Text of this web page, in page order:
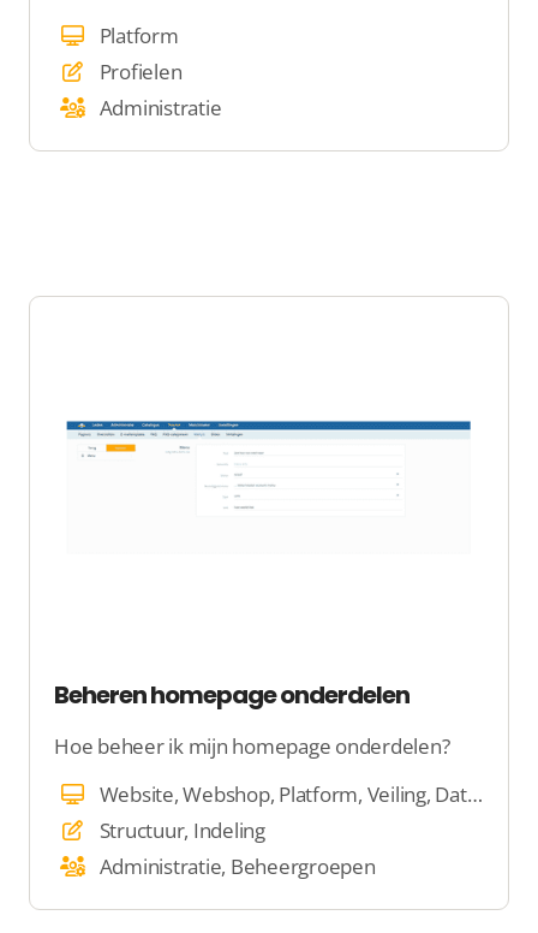
Platform
Profielen
Administratie
Beheren homepage onderdelen
Hoe beheer ik mijn homepage onderdelen?
Website, Webshop, Platform, Veiling, Dating
Structuur, Indeling
Administratie, Beheergroepen